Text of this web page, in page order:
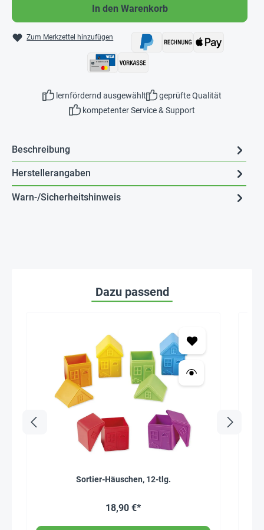
In den Warenkorb
Zum Merkzettel hinzufügen
lernfördernd ausgewählt
geprüfte Qualität
kompetenter Service & Support
Beschreibung
Herstellerangaben
Warn-/Sicherheitshinweis
Dazu passend
Sortier-Häuschen, 12-tlg.
18,90 €*